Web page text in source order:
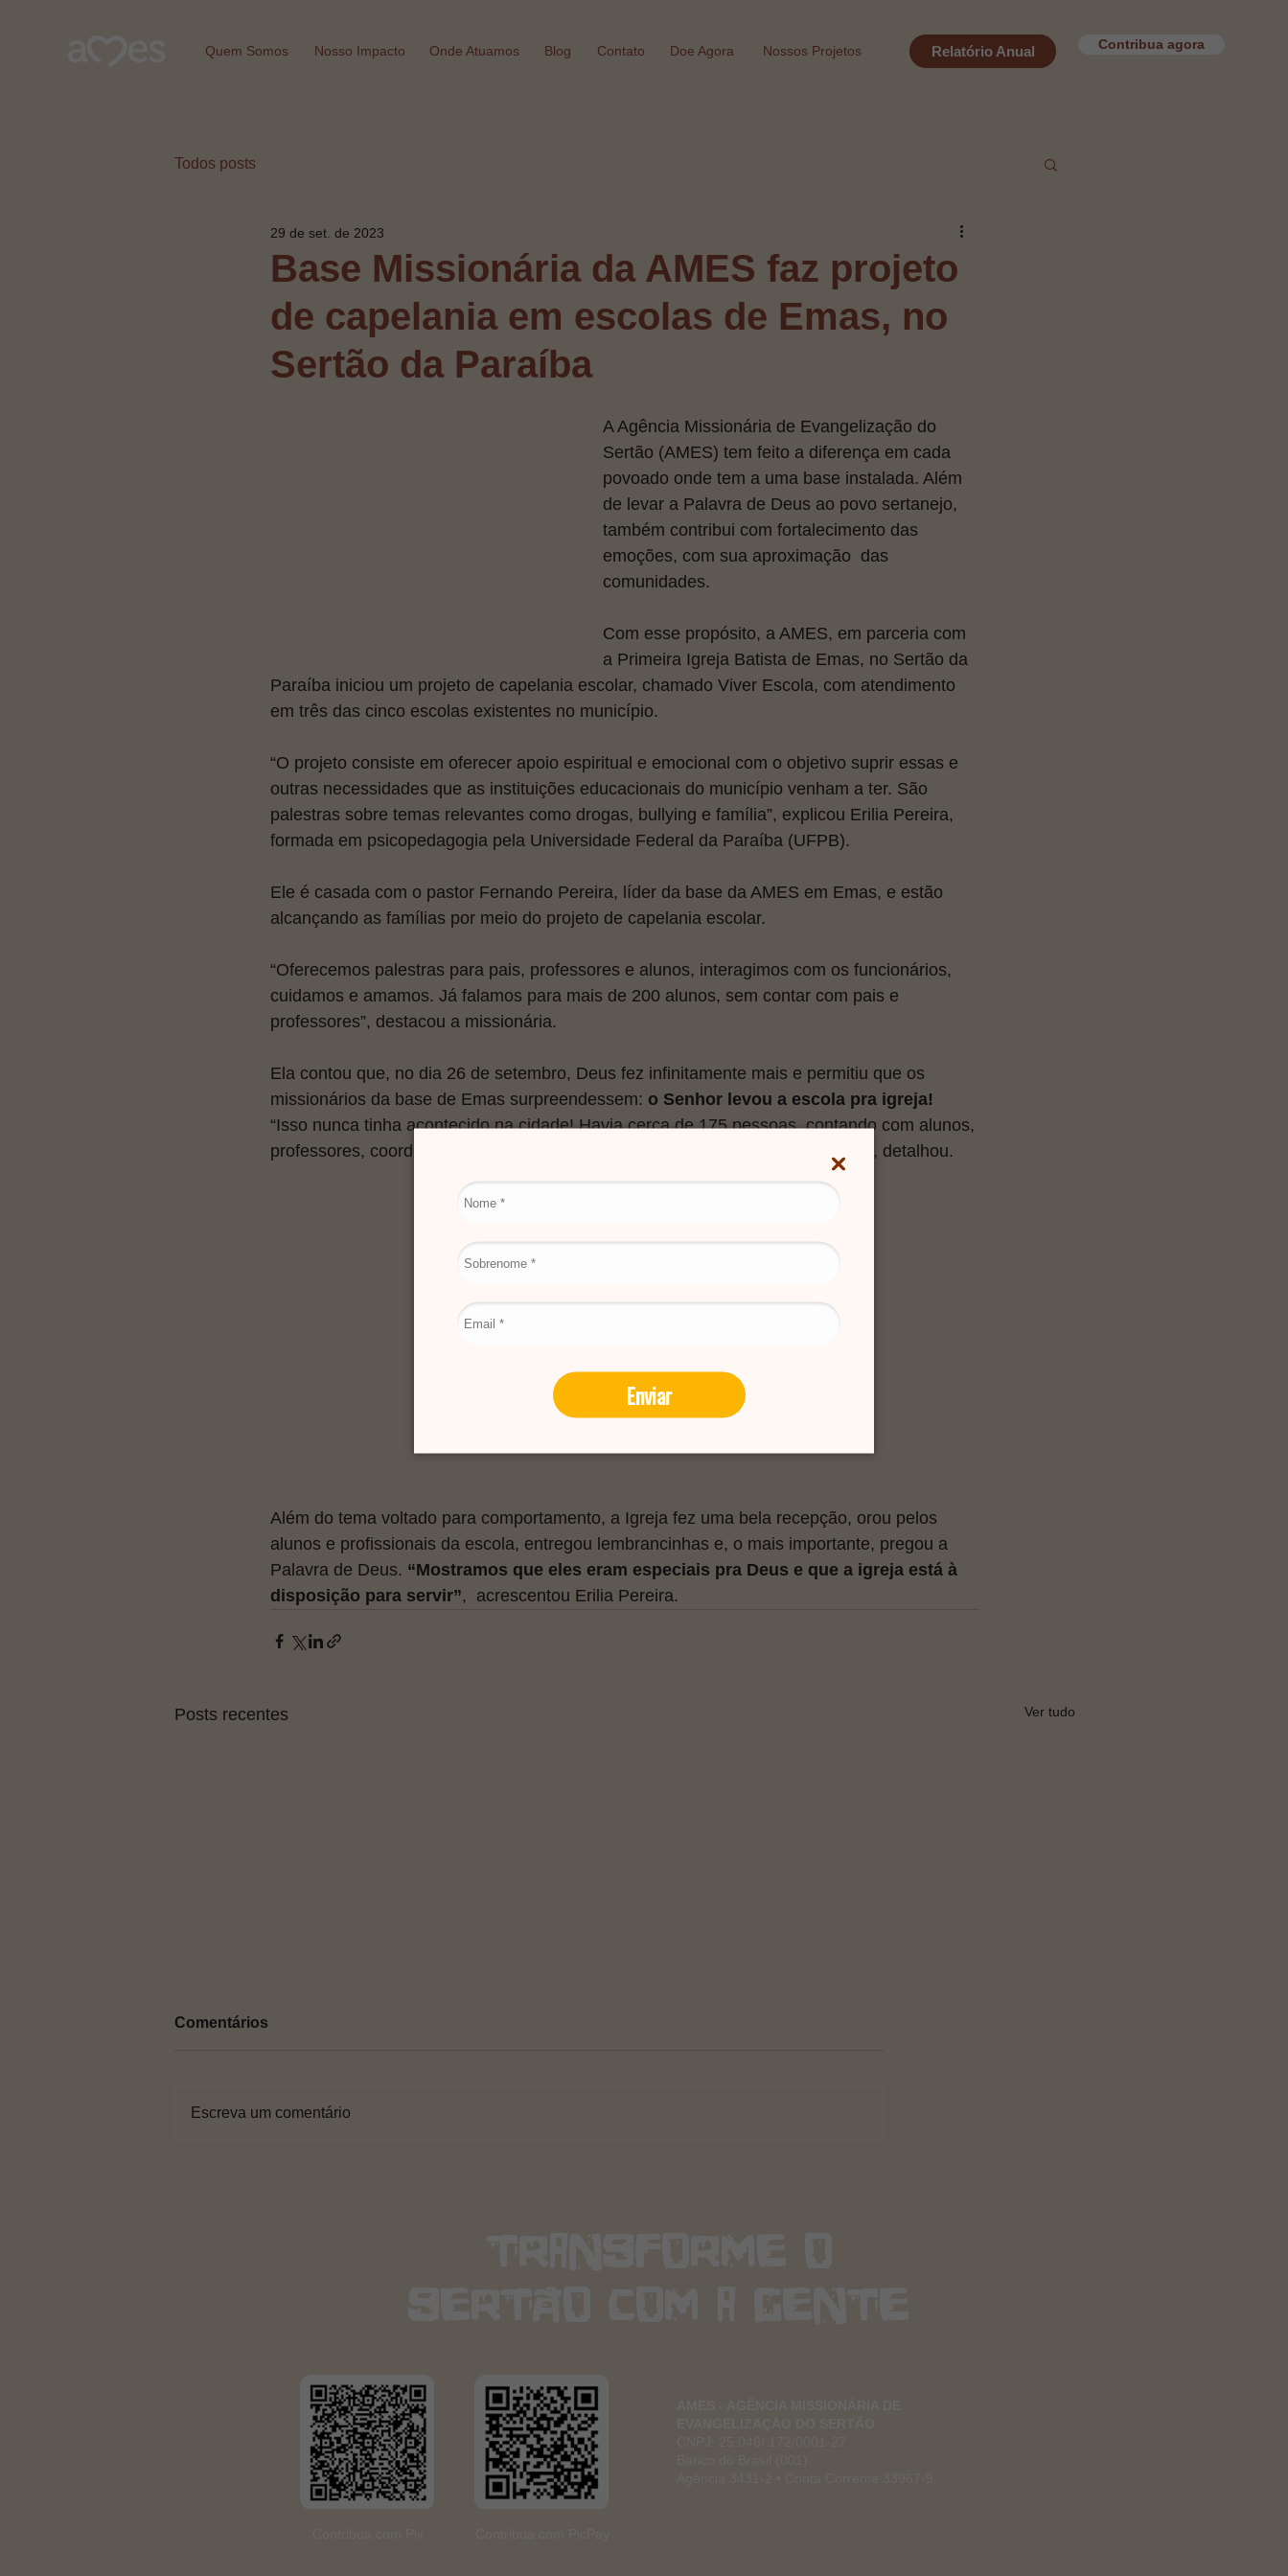
Enviar
Quem Somos Nosso Impacto Onde Atuamos Blog Contato Doe Agora Nossos Projetos Relatório Anual Contribua agora
Todos posts
Base Missionária da AMES faz projeto
de capelania em escolas de Emas, no
Sertão da Paraíba
29 de set. de 2023
A Agência Missionária de Evangelização do
Sertão (AMES) tem feito a diferença em cada
povoado onde tem a uma base instalada. Além
de levar a Palavra de Deus ao povo sertanejo,
também contribui com fortalecimento das
emoções, com sua aproximação  das
comunidades.
Com esse propósito, a AMES, em parceria com
a Primeira Igreja Batista de Emas, no Sertão da
Paraíba iniciou um projeto de capelania escolar, chamado Viver Escola, com atendimento
em três das cinco escolas existentes no município.
“O projeto consiste em oferecer apoio espiritual e emocional com o objetivo suprir essas e
outras necessidades que as instituições educacionais do município venham a ter. São
palestras sobre temas relevantes como drogas, bullying e família”, explicou Erilia Pereira,
formada em psicopedagogia pela Universidade Federal da Paraíba (UFPB).
Ele é casada com o pastor Fernando Pereira, líder da base da AMES em Emas, e estão
alcançando as famílias por meio do projeto de capelania escolar.
“Oferecemos palestras para pais, professores e alunos, interagimos com os funcionários,
cuidamos e amamos. Já falamos para mais de 200 alunos, sem contar com pais e
professores”, destacou a missionária.
Ela contou que, no dia 26 de setembro, Deus fez infinitamente mais e permitiu que os
missionários da base de Emas surpreendessem: o Senhor levou a escola pra igreja!
“Isso nunca tinha acontecido na cidade! Havia cerca de 175 pessoas, contando com alunos,
professores, coordenadora e diretora para assistir uma palestra sobre bullying”, detalhou.
Além do tema voltado para comportamento, a Igreja fez uma bela recepção, orou pelos
alunos e profissionais da escola, entregou lembrancinhas e, o mais importante, pregou a
Palavra de Deus. “Mostramos que eles eram especiais pra Deus e que a igreja está à
disposição para servir”,  acrescentou Erilia Pereira.
Posts recentes Ver tudo
Comentários
Escreva um comentário